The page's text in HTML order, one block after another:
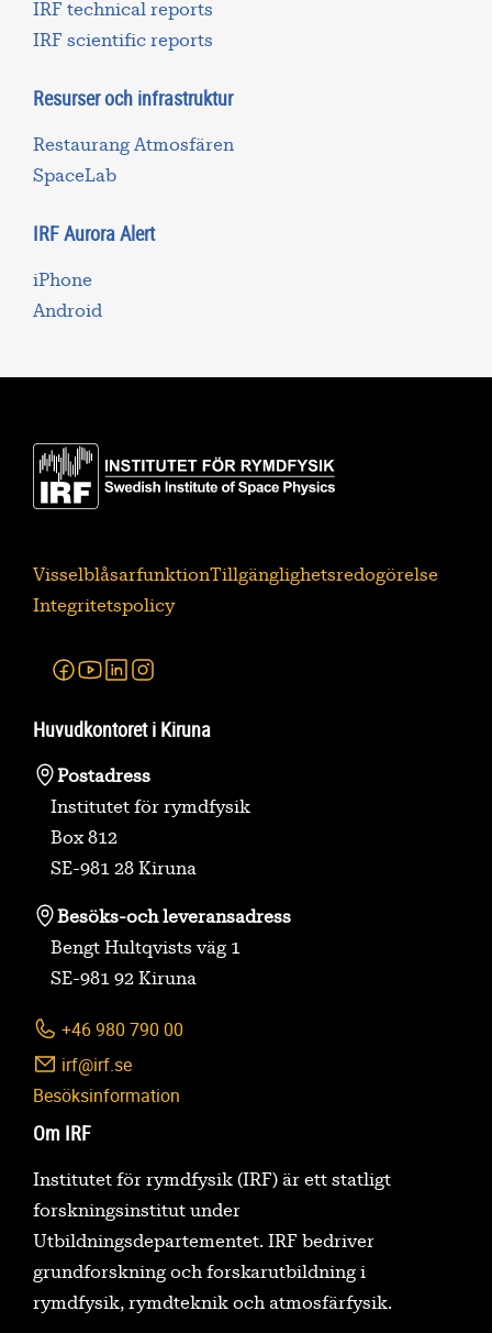
IRF technical reports
IRF scientific reports
Resurser och infrastruktur
Restaurang Atmosfären
SpaceLab
IRF Aurora Alert
iPhone
Android
VisselblåsarfunktionTillgänglighetsredogörelse
Integritetspolicy
Facebook
YoutubeLinkedin
Huvudkontoret i Kiruna
Postadress
Institutet för rymdfysik
Box 812
SE-981 28 Kiruna
Besöks-och leveransadress
Bengt Hultqvists väg 1
SE-981 92 Kiruna
+46 980 790 00
irf@irf.se
Besöksinformation
Om IRF
Institutet för rymdfysik (IRF) är ett statligt
forskningsinstitut under
Utbildningsdepartementet. IRF bedriver
grundforskning och forskarutbildning i
rymdfysik, rymdteknik och atmosfärfysik.